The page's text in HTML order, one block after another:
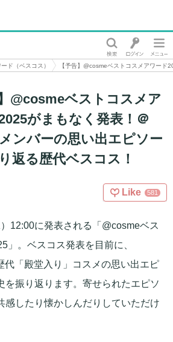
ド（ベスコス） 【予告】@cosmeベストコスメアワー
】@cosmeベストコスメア
がまもなく発表！＠
ンバーの思い出エピソー
返る歴代ベスコス！
Like 581
12:00に発表される「@cosmeベス
」。ベスコス発表を目前に、
代「殿堂入り」コスメの思い出エピ
を振り返ります。寄せられたエピソ
感したり懐かしんだりしていただけ